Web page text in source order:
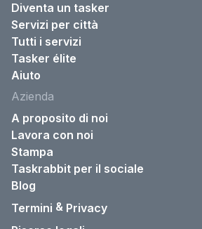
Diventa un tasker
Servizi per città
Tutti i servizi
Tasker élite
Aiuto
Azienda
A proposito di noi
Lavora con noi
Stampa
Taskrabbit per il sociale
Blog
Termini & Privacy